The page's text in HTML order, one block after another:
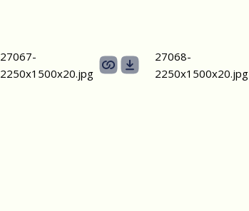
27067-
2250х1500х20.jpg
27068-
2250х1500х20.jpg